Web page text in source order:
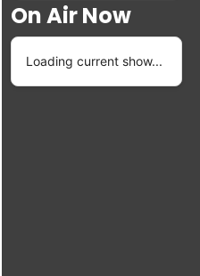
On Air Now
Loading current show...